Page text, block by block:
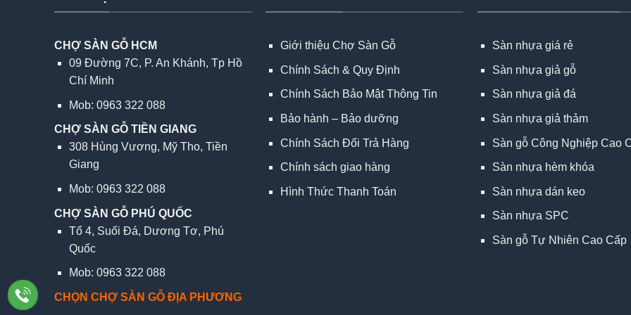
CHỢ SÀN GỖ HCM
09 Đường 7C, P. An Khánh, Tp Hồ
Chí Minh
Mob: 0963 322 088
CHỢ SÀN GỖ TIỀN GIANG
308 Hùng Vương, Mỹ Tho, Tiền
Giang
Mob: 0963 322 088
CHỢ SÀN GỖ PHÚ QUỐC
Tổ 4, Suối Đá, Dương Tơ, Phú
Quốc
Mob: 0963 322 088
CHỌN CHỢ SÀN GỖ ĐỊA PHƯƠNG
Giới thiệu Chợ Sàn Gỗ
Chính Sách & Quy Định
Chính Sách Bảo Mật Thông Tin
Bảo hành – Bảo dưỡng
Chính Sách Đổi Trả Hàng
Chính sách giao hàng
Hình Thức Thanh Toán
Sàn nhựa giá rẻ
Sàn nhựa giả gỗ
Sàn nhựa giả đá
Sàn nhựa giả thảm
Sàn gỗ Công Nghiệp Cao
Sàn nhựa hèm khóa
Sàn nhựa dán keo
Sàn nhựa SPC
Sàn gỗ Tự Nhiên Cao Cấp